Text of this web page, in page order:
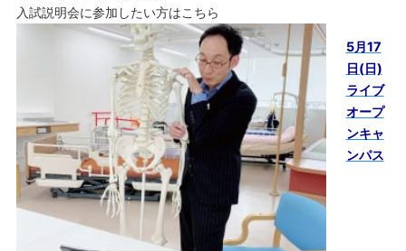
入試説明会に参加したい方はこちら
5月17
日(日)
ライブ
オープ
ンキャ
ンパス